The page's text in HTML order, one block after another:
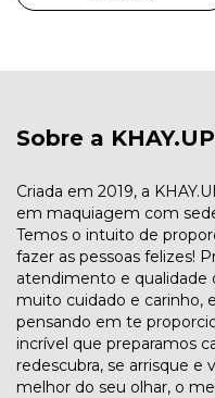
Sobre a
Criada em 2019, a
em maquiagem com
Temos o intuito de
fazer as pessoas felizes!
atendimento e qualidade
muito cuidado e carinho,
pensando em te
incrível que preparamos
redescubra, se arrisque e
melhor do seu olhar, o